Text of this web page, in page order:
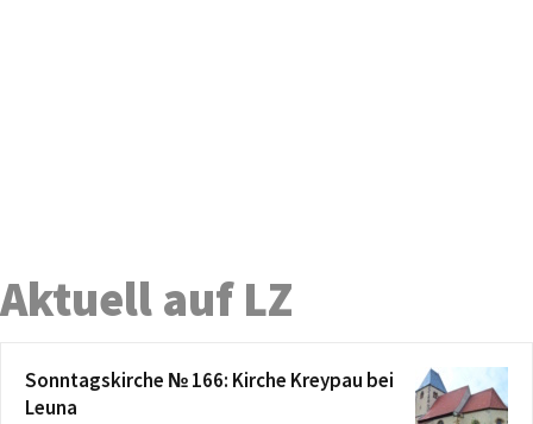
Aktuell auf LZ
Sonntagskirche № 166: Kirche Kreypau bei
Leuna